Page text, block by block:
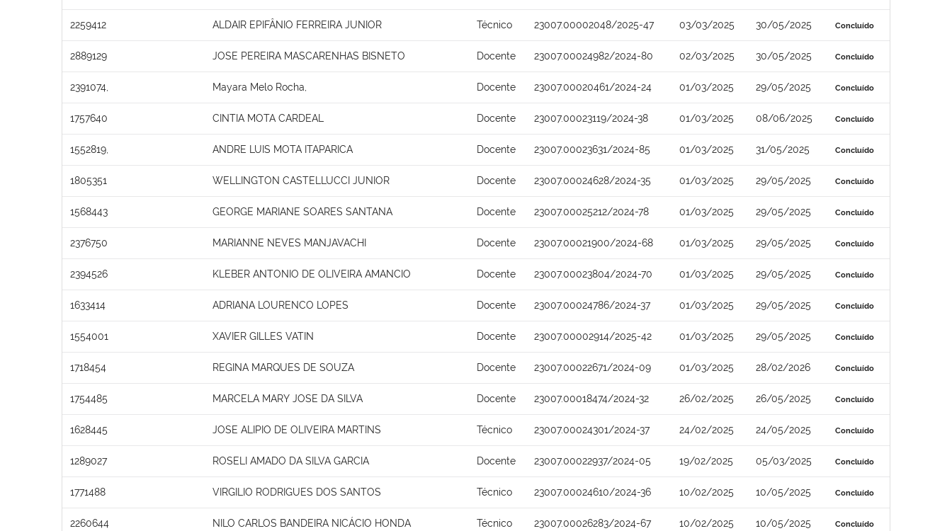
2259412 ALDAIR EPIFÂNIO FERREIRA JUNIOR Técnico 23007.00002048/2025-47 03/03/2025 30/05/2025 Concluído
2889129 JOSE PEREIRA MASCARENHAS BISNETO Docente 23007.00024982/2024-80 02/03/2025 30/05/2025 Concluído
2391074, Mayara Melo Rocha, Docente 23007.00020461/2024-24 01/03/2025 29/05/2025 Concluído
1757640 CINTIA MOTA CARDEAL Docente 23007.00023119/2024-38 01/03/2025 08/06/2025 Concluído
1552819, ANDRE LUIS MOTA ITAPARICA Docente 23007.00023631/2024-85 01/03/2025 31/05/2025 Concluído
1805351 WELLINGTON CASTELLUCCI JUNIOR Docente 23007.00024628/2024-35 01/03/2025 29/05/2025 Concluído
1568443 GEORGE MARIANE SOARES SANTANA Docente 23007.00025212/2024-78 01/03/2025 29/05/2025 Concluído
2376750 MARIANNE NEVES MANJAVACHI Docente 23007.00021900/2024-68 01/03/2025 29/05/2025 Concluído
2394526 KLEBER ANTONIO DE OLIVEIRA AMANCIO Docente 23007.00023804/2024-70 01/03/2025 29/05/2025 Concluído
1633414 ADRIANA LOURENCO LOPES Docente 23007.00024786/2024-37 01/03/2025 29/05/2025 Concluído
1554001 XAVIER GILLES VATIN Docente 23007.00002914/2025-42 01/03/2025 29/05/2025 Concluído
1718454 REGINA MARQUES DE SOUZA Docente 23007.00022671/2024-09 01/03/2025 28/02/2026 Concluído
1754485 MARCELA MARY JOSE DA SILVA Docente 23007.00018474/2024-32 26/02/2025 26/05/2025 Concluído
1628445 JOSE ALIPIO DE OLIVEIRA MARTINS Técnico 23007.00024301/2024-37 24/02/2025 24/05/2025 Concluído
1289027 ROSELI AMADO DA SILVA GARCIA Docente 23007.00022937/2024-05 19/02/2025 05/03/2025 Concluído
1771488 VIRGILIO RODRIGUES DOS SANTOS Técnico 23007.00024610/2024-36 10/02/2025 10/05/2025 Concluído
2260644 NILO CARLOS BANDEIRA NICÁCIO HONDA Técnico 23007.00026283/2024-67 10/02/2025 10/05/2025 Concluído